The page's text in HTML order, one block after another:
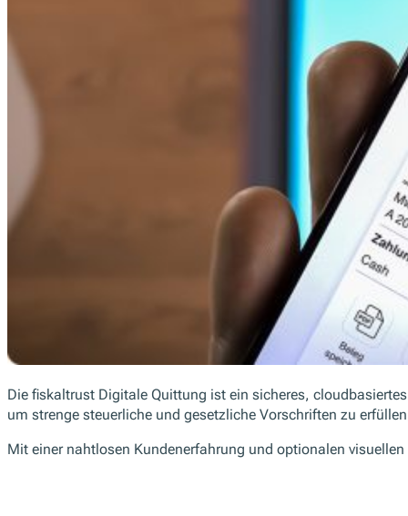
Die fiskaltrust Digitale Quittung ist ein sicheres,
um strenge steuerliche und gesetzliche Vorschriften zu
Mit einer nahtlosen Kundenerfahrung und optionalen